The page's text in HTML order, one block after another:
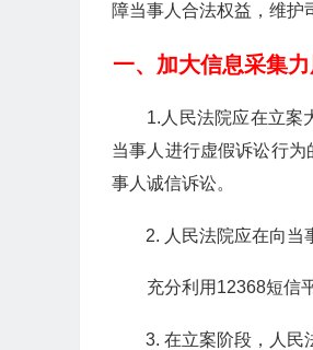
障当事人合法权益，维护
一、加大信息采集
1.人民法院应在立案
当事人进行虚假诉讼行
事人诚信诉讼。
人民法院应在向当
充分利用12368短信
在立案阶段，人民